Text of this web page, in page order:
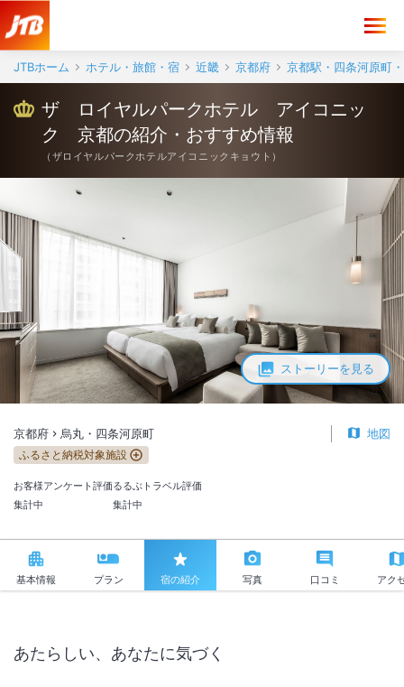
JTBホーム ホテル・旅館・宿 近畿 京都府 京都駅・四条河原町
ストーリーを見る
ザ ロイヤルパークホテル アイコニッ
ク 京都の紹介・おすすめ情報
（ ザロイヤルパークホテルアイコニックキョウト ）
京都府 烏丸・四条河原町 地図
ふるさと納税対象施設
お客様アンケート評価
集計中
るるぶトラベル評価
集計中
基本情報 プラン 宿の紹介 写真 口コミ アク
あたらしい、あなたに気づく